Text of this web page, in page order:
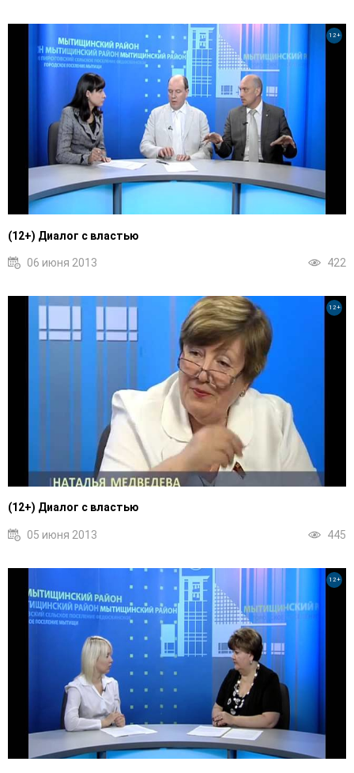
(12+) Диалог с властью
06 июня 2013 422
12+
(12+) Диалог с властью
05 июня 2013 445
12+
12+